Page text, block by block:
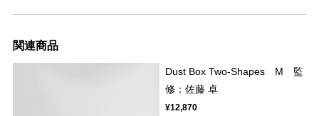
関連商品
Dust Box Two-Shapes M 監
修：佐藤 卓
¥12,870